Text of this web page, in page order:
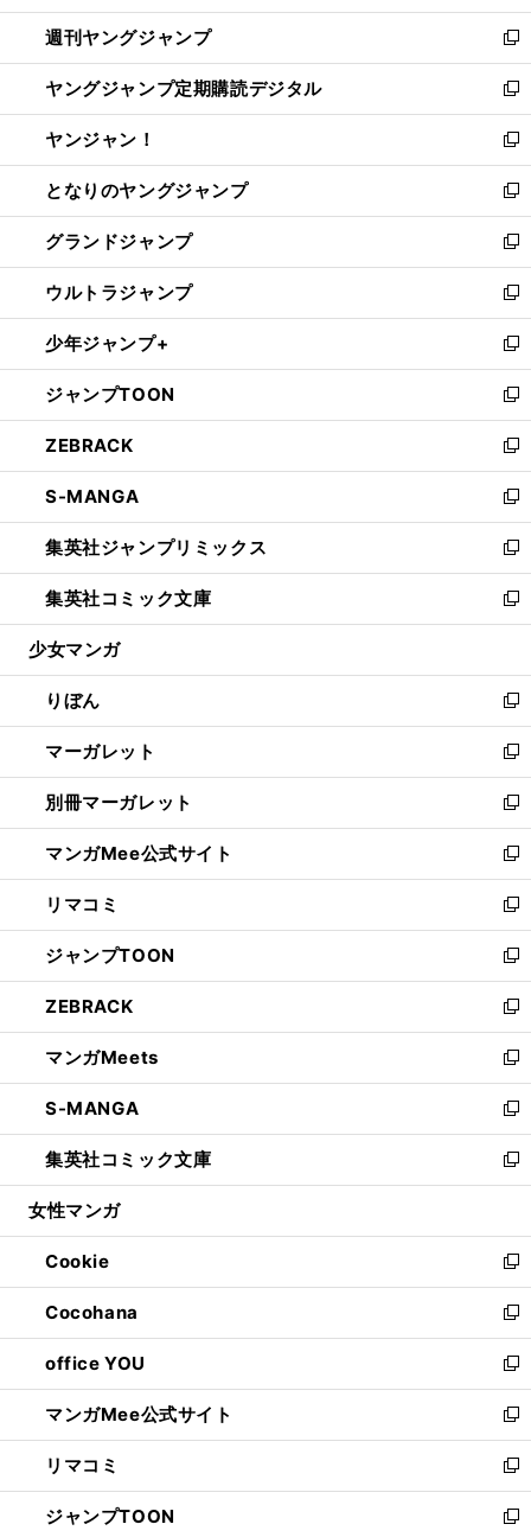
開
く
ウ
で
開
く
ン
ド
ウ
で
開
く
ウ
ィ
ン
ド
ウ
で
開
く
週刊ヤングジャンプ
新
し
い
ウ
ィ
ン
ド
ウ
で
開
く
ヤングジャンプ定期購読デジタル
新
し
い
ウ
ィ
ン
ド
ウ
で
開
く
ヤンジャン！
新
し
い
ウ
ィ
ン
ド
ウ
で
開
く
となりのヤングジャンプ
新
し
い
ウ
ィ
ン
ド
ウ
で
開
く
グランドジャンプ
新
し
い
ウ
ィ
ン
ド
ウ
で
開
く
ウルトラジャンプ
新
し
い
ウ
ィ
ン
ド
ウ
で
開
く
少年ジャンプ+
新
し
い
ウ
ィ
ン
ド
ウ
で
開
く
ジャンプTOON
新
し
い
ウ
ィ
ン
ド
ウ
で
開
ZEBRACK
新
し
い
ウ
ィ
ン
ド
ウ
開
く
S-MANGA
新
し
い
ウ
ィ
ン
ウ
で
開
く
集英社ジャンプリミックス
新
し
い
ウ
ン
ド
ウ
で
開
く
集英社コミック文庫
新
し
ウ
ィ
ン
ド
ウ
で
開
く
少女マンガ
りぼん
新
し
い
ウ
ィ
ン
ド
ウ
で
開
く
マーガレット
新
し
い
ウ
ィ
ン
ド
ウ
で
開
く
別冊マーガレット
新
し
い
ウ
ィ
ン
ド
ウ
で
開
く
マンガMee公式サイト
新
し
い
ウ
ィ
ン
ド
ウ
で
開
く
リマコミ
新
し
い
ウ
ィ
ン
ド
ウ
で
開
く
ジャンプTOON
新
し
い
ウ
ィ
ン
ド
ウ
で
開
ZEBRACK
新
し
い
ウ
ィ
ン
ド
ウ
開
く
マンガMeets
新
し
い
ウ
ィ
ン
ウ
で
開
く
S-MANGA
新
し
い
ウ
ン
ド
ウ
で
開
く
集英社コミック文庫
新
し
ウ
ィ
ン
ド
ウ
で
開
く
女性マンガ
Cookie
新
し
い
ウ
ィ
ン
ド
ウ
で
開
く
Cocohana
新
し
い
ウ
ィ
ン
ド
ウ
で
office YOU
新
し
い
ウ
ィ
ン
ド
マンガMee公式サイト
新
し
い
ウ
ィ
リマコミ
新
し
い
ジャンプTOON
新